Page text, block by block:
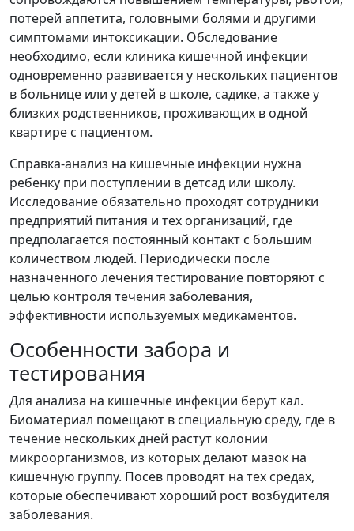
потерей аппетита, головными болями и другими
симптомами интоксикации. Обследование
необходимо, если клиника кишечной инфекции
одновременно развивается у нескольких пациентов
в больнице или у детей в школе, садике, а также у
близких родственников, проживающих в одной
квартире с пациентом.
Справка-анализ на кишечные инфекции нужна
ребенку при поступлении в детсад или школу.
Исследование обязательно проходят сотрудники
предприятий питания и тех организаций, где
предполагается постоянный контакт с большим
количеством людей. Периодически после
назначенного лечения тестирование повторяют с
целью контроля течения заболевания,
эффективности используемых медикаментов.
Особенности забора и
тестирования
Для анализа на кишечные инфекции берут кал.
Биоматериал помещают в специальную среду, где в
течение нескольких дней растут колонии
микроорганизмов, из которых делают мазок на
кишечную группу. Посев проводят на тех средах,
которые обеспечивают хороший рост возбудителя
заболевания.